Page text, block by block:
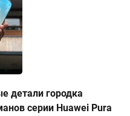
детали городка
серии Huawei Pura